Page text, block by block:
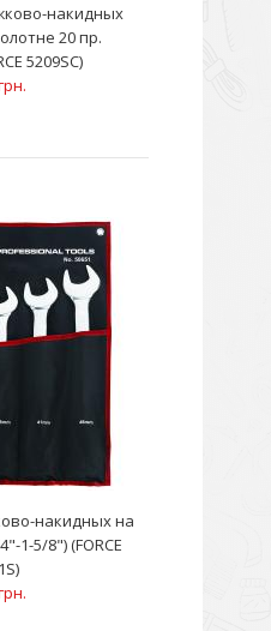
14; 15; 16; 17; 18;
накидных
20 пр.
5209SC)
накидных на
1-5/8") (FORCE